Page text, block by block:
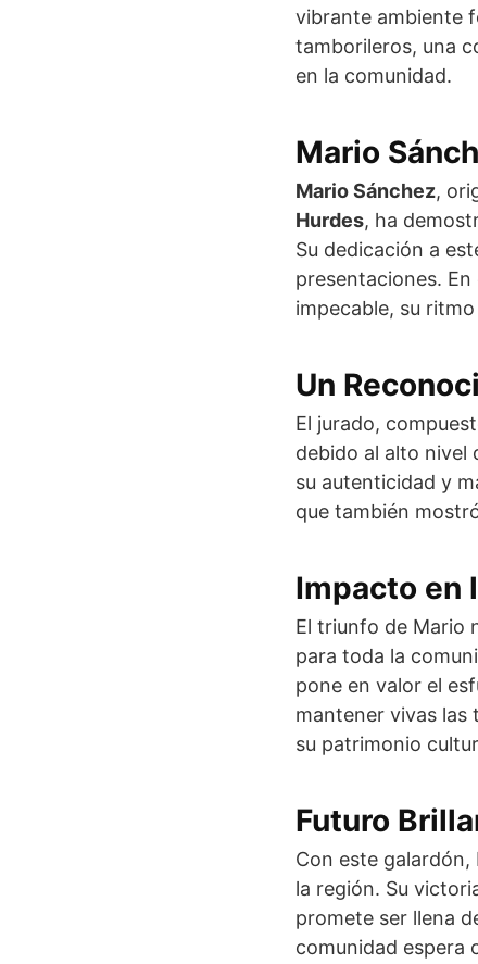
vibrante ambiente
tamborileros, una
en la comunidad.
Mario
Mario Sánchez,
Hurdes, ha
Su dedicación a
presentaciones.
impecable, su
Un
El jurado,
debido al alto nivel
su autenticidad y
que también
Impacto en
El triunfo de Mario
para toda la
pone en valor el
mantener vivas las
su patrimonio
Futuro
Con este galardón,
la región. Su
promete ser llena
comunidad espera